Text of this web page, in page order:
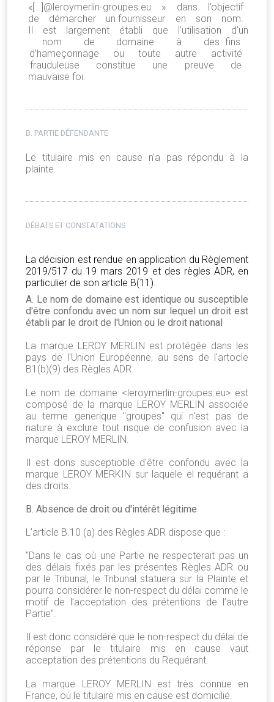
«[…]@leroymerlin-groupes.eu » dans l’objectif
de démarcher un fournisseur en son nom.
Il est largement établi que l’utilisation d’un
nom de domaine à des fins
d’hameçonnage ou toute autre activité
frauduleuse constitue une preuve de
mauvaise foi.
B. PARTIE DÉFENDANTE
Le titulaire mis en cause n'a pas répondu à la
plainte.
DÉBATS ET CONSTATATIONS
La décision est rendue en application du Règlement
2019/517 du 19 mars 2019 et des règles ADR, en
particulier de son article B(11).
A. Le nom de domaine est identique ou susceptible
d'être confondu avec un nom sur lequel un droit est
établi par le droit de l'Union ou le droit national
La marque LEROY MERLIN est protégée dans les
pays de l'Union Européenne, au sens de l'artocle
B1(b)(9) des Règles ADR.
Le nom de domaine <leroymerlin-groupes.eu> est
composé de la marque LEROY MERLIN associée
au terme generique "groupes" qui n'est pas de
nature à exclure tout risque de confusion avec la
marque LEROY MERLIN.
Il est dons susceptioble d'être confondu avec la
marque LEROY MERKIN sur laquele el requérant a
des droits.
B. Absence de droit ou d'intérêt légitime
L’article B.10 (a) des Règles ADR dispose que :
"Dans le cas où une Partie ne respecterait pas un
des délais fixés par les présentes Règles ADR ou
par le Tribunal, le Tribunal statuera sur la Plainte et
pourra considérer le non-respect du délai comme le
motif de l’acceptation des prétentions de l’autre
Partie".
Il est donc considéré que le non-respect du délai de
réponse par le titulaire mis en cause vaut
acceptation des prétentions du Requérant.
La marque LEROY MERLIN est très connue en
France, où le titulaire mis en cause est domicilié.